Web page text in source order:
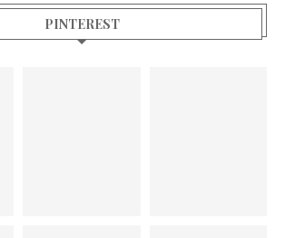
PINTEREST